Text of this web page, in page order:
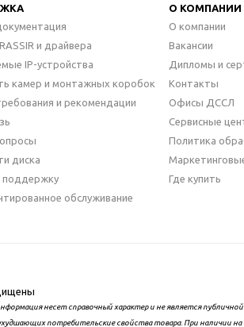
и драйвера
IP-устройства
камер и монтажных коробок
и рекомендации
диска
поддержку
обслуживание
О КОМПАНИИ
О компании
Вакансии
Дипломы и
Контакты
Офисы ДССЛ
Сервисные
Политика
Где купить
несет справочный характер и не является
потребительские свойства товара. При наличии